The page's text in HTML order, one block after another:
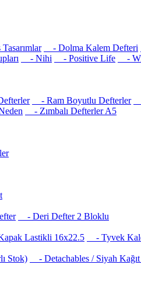
- Dolma Kalem Defteri
- Nihi - Positive Life -
- Ram Boyutlu Defterler
- Zımbalı Defterler A5
- Deri Defter 2 Bloklu
Lastikli 16x22.5
- Tyvek
Stok) - Detachables / Siyah Kağıt